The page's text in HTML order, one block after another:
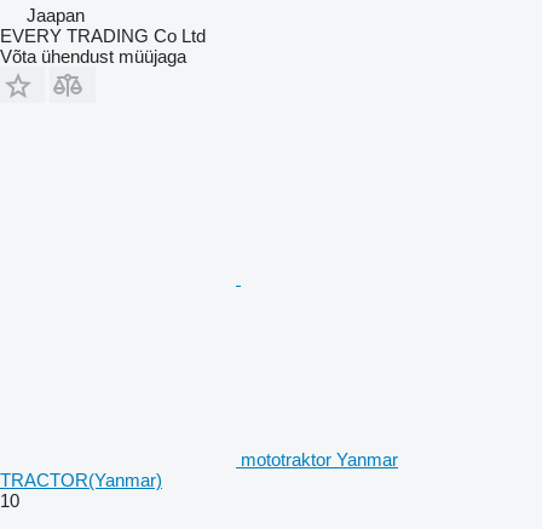
Jaapan
EVERY TRADING Co Ltd
Võta ühendust müüjaga
mototraktor Yanmar
TRACTOR(Yanmar)
10